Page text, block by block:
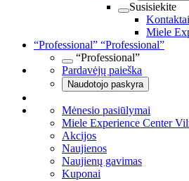
Susisiekite
Kontaktai
Miele
“Professional” “Professional”
“Professional”
Pardavėjų paieška
Naudotojo paskyra
Mėnesio pasiūlymai
Miele Experience Center
Akcijos
Naujienos
Naujienų gavimas
Kuponai